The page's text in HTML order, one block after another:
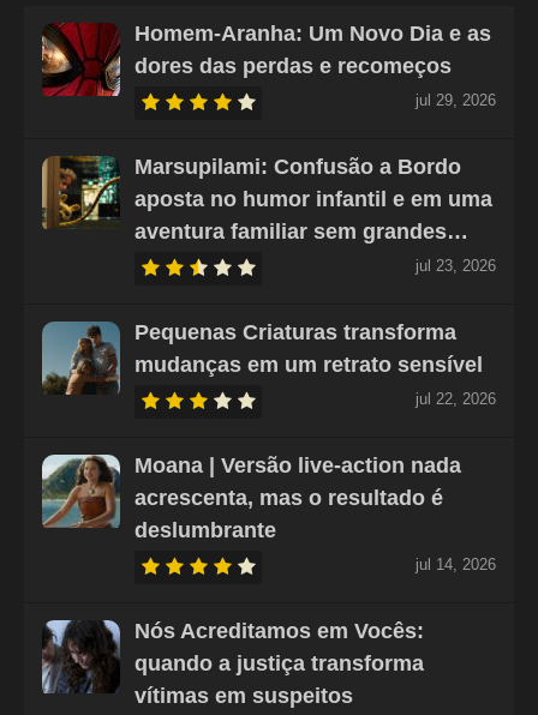
Homem-Aranha: Um Novo Dia e as
dores das perdas e recomeços
jul 29, 2026
Marsupilami: Confusão a Bordo
aposta no humor infantil e em uma
aventura familiar sem grandes…
jul 23, 2026
Pequenas Criaturas transforma
mudanças em um retrato sensível
jul 22, 2026
Moana | Versão live-action nada
acrescenta, mas o resultado é
deslumbrante
jul 14, 2026
Nós Acreditamos em Vocês:
quando a justiça transforma
vítimas em suspeitos